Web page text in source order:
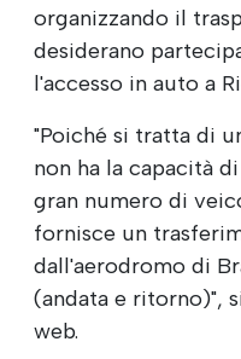
organizzando il
desiderano
l'accesso in auto a
"Poiché si tratta di
non ha la capacità
gran numero di
fornisce un
dall'aerodromo di
(andata e ritorno)",
web.